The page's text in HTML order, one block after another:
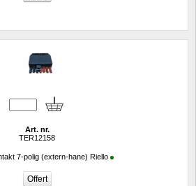
Art. nr.
TER12158
7-polig (extern-hane) Riello